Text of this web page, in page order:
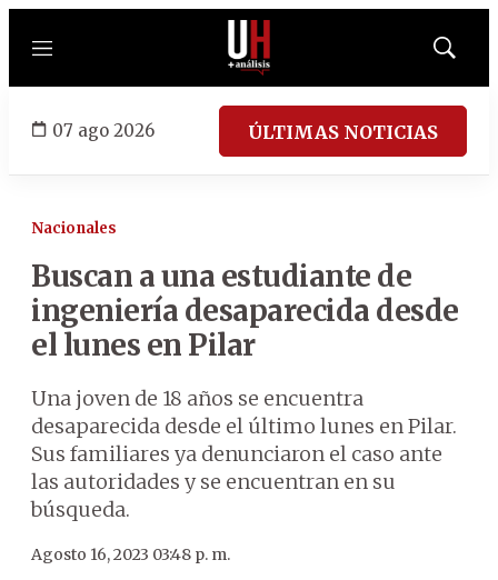
Menú
Mostrar
07 ago 2026 ÚLTIMAS NOTICIAS
Nacionales
Buscan a una estudiante de
ingeniería desaparecida desde
el lunes en Pilar
Una joven de 18 años se encuentra
desaparecida desde el último lunes en Pilar.
Sus familiares ya denunciaron el caso ante
las autoridades y se encuentran en su
búsqueda.
Agosto 16, 2023 03:48 p. m.